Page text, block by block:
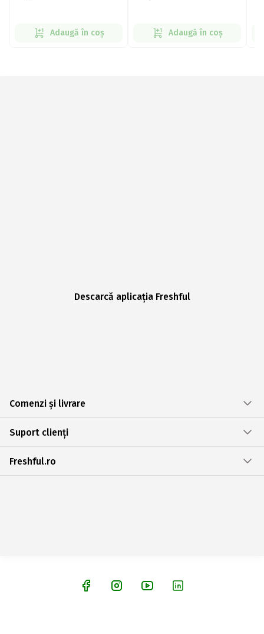
Adaugă în coș Adaugă în coș
Descarcă aplicația Freshful
Comenzi și livrare
Suport clienți
Freshful.ro